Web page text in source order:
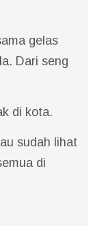
gelas
Dari seng
di kota.
sudah lihat
di